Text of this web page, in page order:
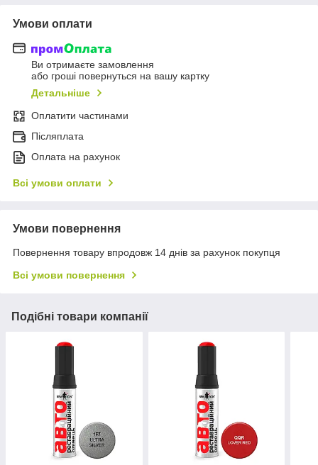
Умови оплати
Ви отримаєте замовлення
або гроші повернуться на вашу картку
Детальніше
Оплатити частинами
Післяплата
Оплата на рахунок
Всі умови оплати
Умови повернення
Повернення товару впродовж 14 днів за рахунок покупця
Всі умови повернення
Подібні товари компанії